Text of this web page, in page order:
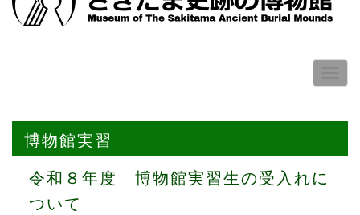
博物館実習
令和８年度 博物館実習生の受入れに
ついて